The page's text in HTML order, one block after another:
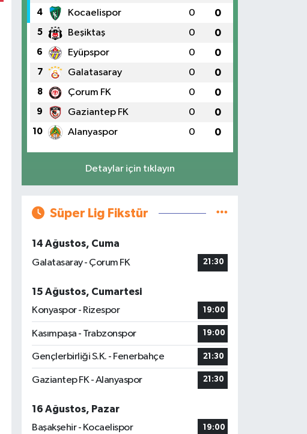
4 Kocaelispor 0 0
5 Beşiktaş 0 0
6 Eyüpspor 0 0
7 Galatasaray 0 0
8 Çorum FK 0 0
9 Gaziantep FK 0 0
10 Alanyaspor 0 0
Detaylar için tıklayın
Süper Lig Fikstür
14 Ağustos, Cuma
Galatasaray - Çorum FK
21:30
15 Ağustos, Cumartesi
Konyaspor - Rizespor
19:00
Kasımpaşa - Trabzonspor 19:00
Gençlerbirliği S.K. - Fenerbahçe 21:30
Gaziantep FK - Alanyaspor 21:30
16 Ağustos, Pazar
Başakşehir - Kocaelispor
19:00